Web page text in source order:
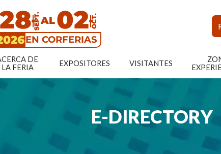
SEPT.AL02OCT.
EN CORFERIAS
DE
LA FERIA
EXPOSITORES VISITANTES
E-DIRECTORY